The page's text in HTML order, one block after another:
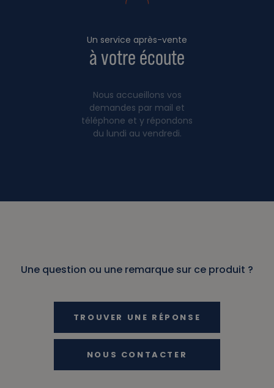
Un service après-vente
à votre écoute
Nous accueillons vos
demandes par mail et
téléphone et y répondons
du lundi au vendredi.
Une question ou une remarque sur ce produit ?
TROUVER UNE RÉPONSE
NOUS CONTACTER